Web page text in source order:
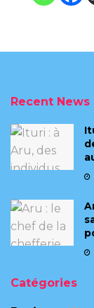
Recent News
Catégories